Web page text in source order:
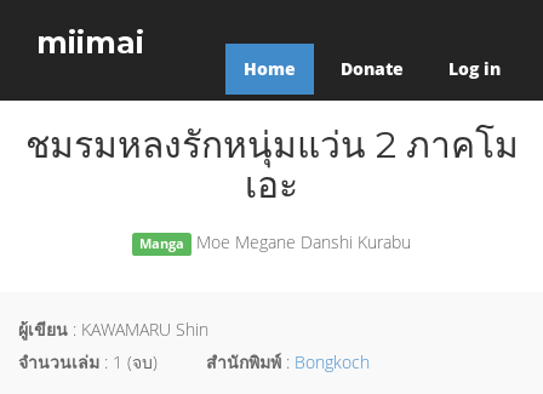
miimai
Home Donate Log in
ชมรมหลงรักหนุ่มแว่น 2 ภาคโม
เอะ
Manga Moe Megane Danshi Kurabu
ผู้เขียน : KAWAMARU Shin
จำนวนเล่ม : 1 (จบ) สำนักพิมพ์ : Bongkoch